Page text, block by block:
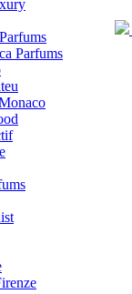
Parfums